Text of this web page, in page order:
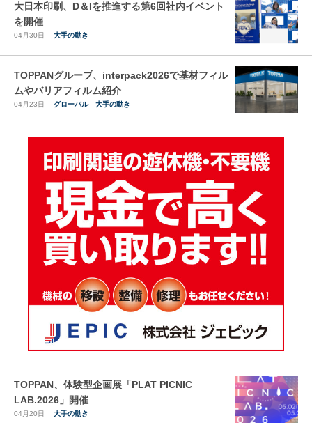
大日本印刷、D＆Iを推進する第6回社内イベント
を開催
04月30日 大手の動き
TOPPANグループ、interpack2026で基材フィル
ムやバリアフィルム紹介
04月23日 グローバル 大手の動き
TOPPAN、体験型企画展「PLAT PICNIC
LAB.2026」開催
04月20日 大手の動き